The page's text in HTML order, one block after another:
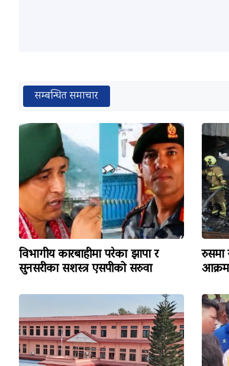
सम्बन्धित समाचार
विभागीय कारबाहीमा परेका झापा र
सुनसरीका सशस्त्र एसपीको सरुवा